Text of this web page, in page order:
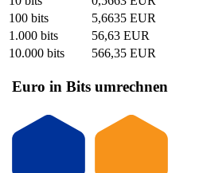
100 bits
5,6635 EUR
1.000 bits
56,63 EUR
10.000 bits
566,35 EUR
Euro in Bits umrechnen